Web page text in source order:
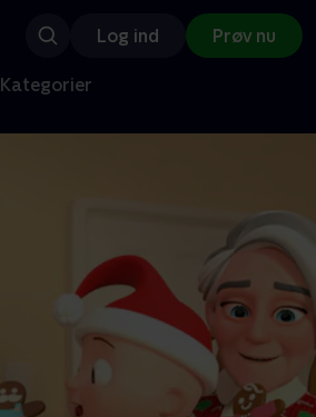
Log ind Prøv nu
Kategorier